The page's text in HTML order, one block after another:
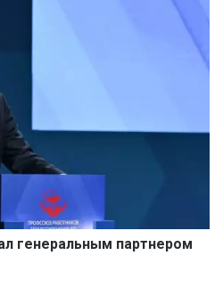
генеральным партнером